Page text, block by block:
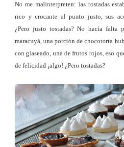
No me malinterpreten: las tostadas
rico y crocante al punto justo, sus
¿Pero justo tostadas? No hacía falta
maracuyá, una porción de chocotorta
con glaseado, una de frutos rojos, eso
de felicidad ¡algo! ¿Pero tostadas?